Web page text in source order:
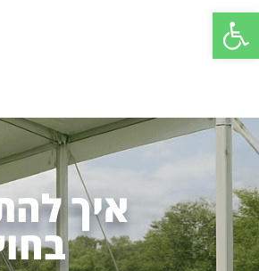
פתח סרגל נגישות
איך